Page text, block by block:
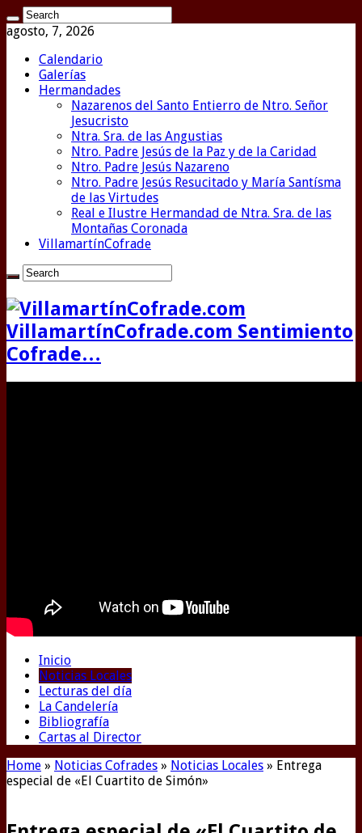
agosto, 7, 2026
Calendario
Galerías
Hermandades
Nazarenos del Santo Entierro de Ntro. Señor
Jesucristo
Ntra. Sra. de las Angustias
Ntro. Padre Jesús de la Paz y de la Caridad
Ntro. Padre Jesús Nazareno
Ntro. Padre Jesús Resucitado y María Santísma
de las Virtudes
Real e Ilustre Hermandad de Ntra. Sra. de las
Montañas Coronada
VillamartínCofrade
VillamartínCofrade.com Sentimiento
Cofrade…
Inicio
Noticias Locales
Lecturas del día
La Candelería
Bibliografía
Cartas al Director
Home » Noticias Cofrades » Noticias Locales » Entrega
especial de «El Cuartito de Simón»